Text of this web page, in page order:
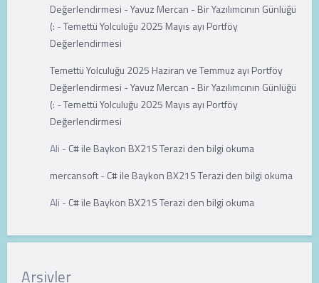
Değerlendirmesi - Yavuz Mercan - Bir Yazılımcının Günlüğü
(: -Temettü Yolculuğu 2025 Mayıs ayı Portföy
Değerlendirmesi
Temettü Yolculuğu 2025 Haziran ve Temmuz ayı Portföy
Değerlendirmesi - Yavuz Mercan - Bir Yazılımcının Günlüğü
(: -Temettü Yolculuğu 2025 Mayıs ayı Portföy
Değerlendirmesi
Ali - C# ile Baykon BX21S Terazi den bilgi okuma
mercansoft- C# ile Baykon BX21S Terazi den bilgi okuma
Ali - C# ile Baykon BX21S Terazi den bilgi okuma
Arşivler